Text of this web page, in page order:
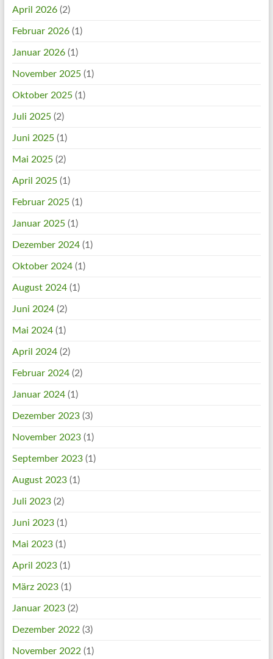
April 2026(2)
Februar 2026(1)
Januar 2026(1)
November 2025(1)
Oktober 2025(1)
Juli 2025(2)
Juni 2025(1)
Mai 2025(2)
April 2025(1)
Februar 2025(1)
Januar 2025(1)
Dezember 2024(1)
Oktober 2024(1)
August 2024(1)
Juni 2024(2)
Mai 2024(1)
April 2024(2)
Februar 2024(2)
Januar 2024(1)
Dezember 2023(3)
November 2023(1)
September 2023(1)
August 2023(1)
Juli 2023(2)
Juni 2023(1)
Mai 2023(1)
April 2023(1)
März 2023(1)
Januar 2023(2)
Dezember 2022(3)
November 2022(1)